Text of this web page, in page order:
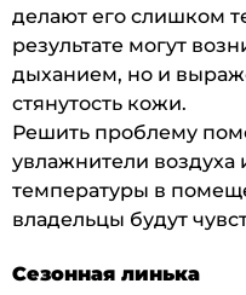
делают его слишком
результате могут
дыханием, но и
стянутость кожи.
Решить проблему
увлажнители
температуры в
владельцы будут
Сезонная линька